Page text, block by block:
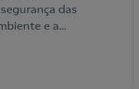
das
e a